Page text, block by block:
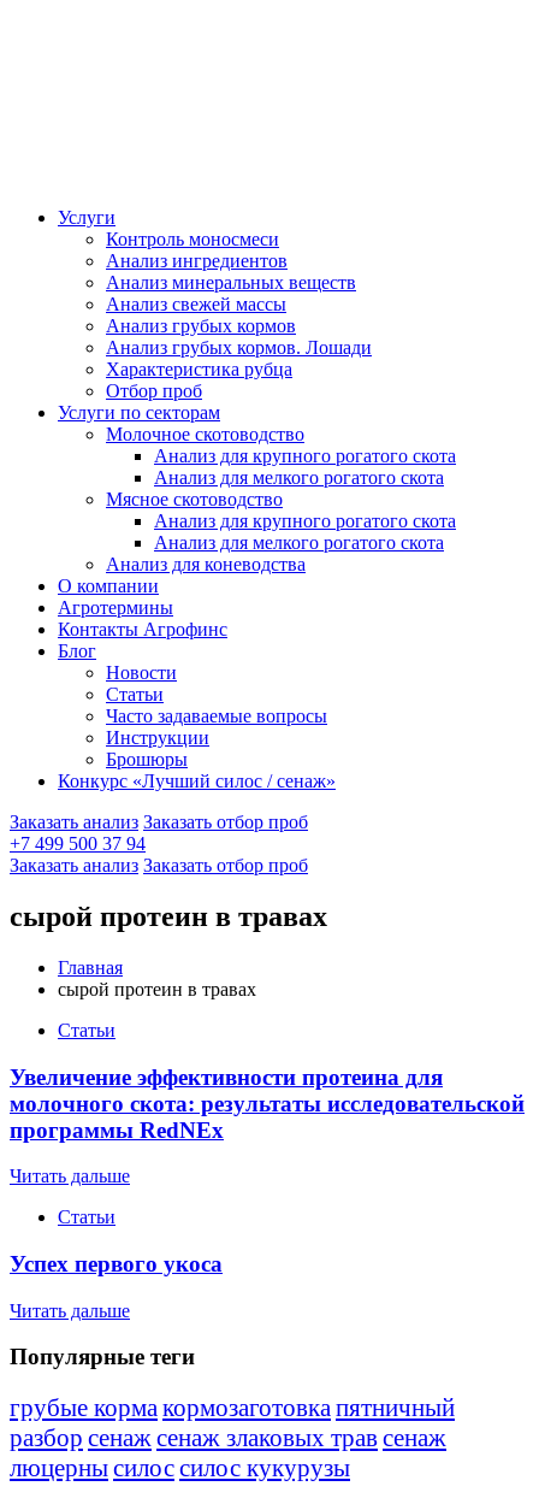
Услуги
Контроль моносмеси
Анализ ингредиентов
Анализ минеральных веществ
Анализ свежей массы
Анализ грубых кормов
Анализ грубых кормов. Лошади
Характеристика рубца
Отбор проб
Услуги по секторам
Молочное скотоводство
Анализ для крупного рогатого скота
Анализ для мелкого рогатого скота
Мясное скотоводство
Анализ для крупного рогатого скота
Анализ для мелкого рогатого скота
Анализ для коневодства
О компании
Агротермины
Контакты Агрофинс
Блог
Новости
Статьи
Часто задаваемые вопросы
Инструкции
Брошюры
Конкурс «Лучший силос / сенаж»
Заказать анализ Заказать отбор проб
+7 499 500 37 94
Заказать анализ Заказать отбор проб
сырой протеин в травах
Главная
сырой протеин в травах
Статьи
Увеличение эффективности протеина для
молочного скота: результаты исследовательской
программы RedNEx
Читать дальше
Статьи
Успех первого укоса
Читать дальше
Популярные теги
грубые кормакормозаготовкапятничный
разбор сенажсенаж злаковых травсенаж
люцернысилоссилос кукурузы